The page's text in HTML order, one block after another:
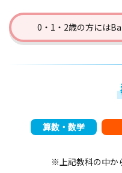
0・1・2歳の方には
算数・数学
※上記教科の中か